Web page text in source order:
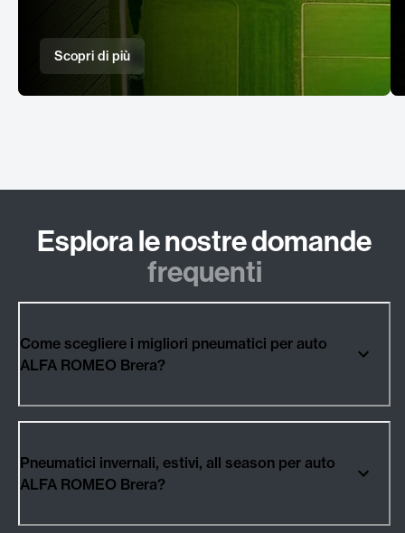
Scopri di più
Esplora le nostre domande
frequenti
Come scegliere i migliori pneumatici per auto
ALFA ROMEO Brera?
Pneumatici invernali, estivi, all season per auto
ALFA ROMEO Brera?